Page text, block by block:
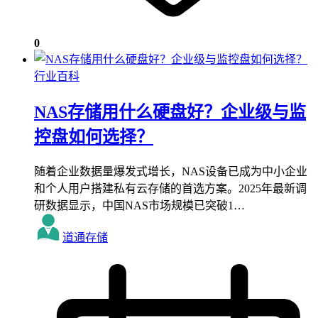
0
行业百科
NAS存储用什么硬盘好？企业级与监
控盘如何选择？
随着企业数据量爆发式增长，NAS设备已成为中小企业
和个人用户搭建私有云存储的首选方案。2025年最新调
研数据显示，中国NAS市场规模已突破1…
道通存储